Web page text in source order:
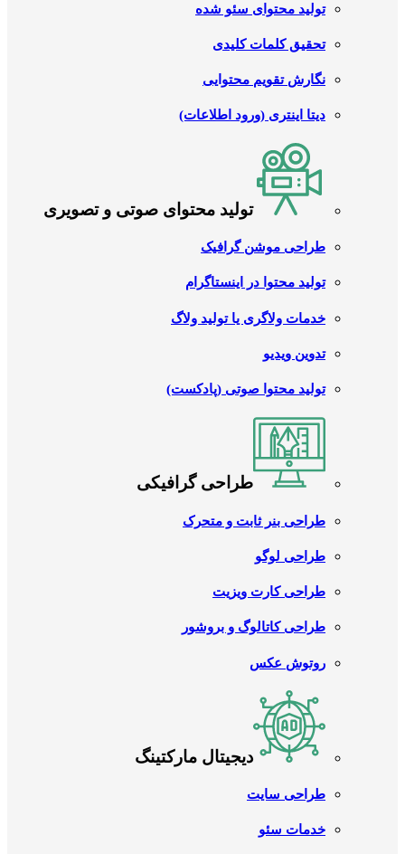
تولید محتوای سئو شده
تحقیق کلمات کلیدی
نگارش تقویم محتوایی
دیتا اینتری (ورود اطلاعات)
تولید محتوای صوتی و تصویری
طراحی موشن گرافیک
تولید محتوا در اینستاگرام
خدمات ولاگری یا تولید ولاگ
تدوین ویدیو
تولید محتوا صوتی (پادکست)
طراحی گرافیکی
طراحی بنر ثابت و متحرک
طراحی لوگو
طراحی کارت ویزیت
طراحی کاتالوگ و بروشور
روتوش عکس
دیجیتال مارکتینگ
طراحی سایت
خدمات سئو